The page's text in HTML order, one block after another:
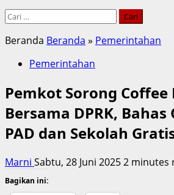
Cari
Beranda Beranda » Pemerintahan
Pemerintahan
Pemkot Sorong
Bersama DPRK,
PAD dan Sekolah
Marni Sabtu, 28 Juni 20252 minutes
Bagikan ini: